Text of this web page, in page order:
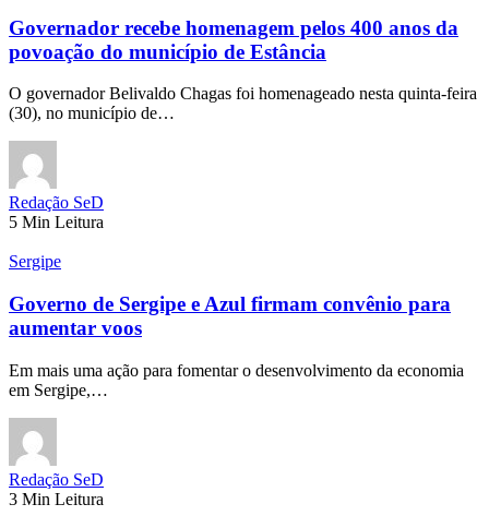
Governador recebe homenagem pelos 400 anos da
povoação do município de Estância
O governador Belivaldo Chagas foi homenageado nesta quinta-feira
(30), no município de…
Redação SeD
5 Min Leitura
Sergipe
Governo de Sergipe e Azul firmam convênio para
aumentar voos
Em mais uma ação para fomentar o desenvolvimento da economia
em Sergipe,…
Redação SeD
3 Min Leitura